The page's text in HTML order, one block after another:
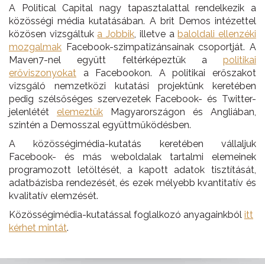
A Political Capital nagy tapasztalattal rendelkezik a
közösségi média kutatásában. A brit Demos intézettel
közösen vizsgáltuk a Jobbik, illetve abaloldali ellenzéki
mozgalmak Facebook-szimpatizánsainak csoportját. A
Maven7-nel együtt feltérképeztük a politikai
erőviszonyokat a Facebookon. A politikai erőszakot
vizsgáló nemzetközi kutatási projektünk keretében
pedig szélsőséges szervezetek Facebook- és Twitter-
jelenlétét elemeztük Magyarországon és Angliában,
szintén a Demosszal együttműködésben.
A közösségimédia-kutatás keretében vállaljuk
Facebook- és más weboldalak tartalmi elemeinek
programozott letöltését, a kapott adatok tisztítását,
adatbázisba rendezését, és ezek mélyebb kvantitatív és
kvalitatív elemzését.
Közösségimédia-kutatással foglalkozó anyagainkból itt
kérhet mintát.